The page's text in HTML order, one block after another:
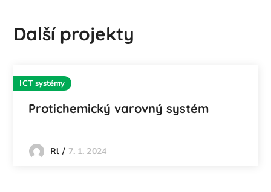
Další projekty
ICT systémy
Protichemický varovný systém
Rl 7. 1. 2024